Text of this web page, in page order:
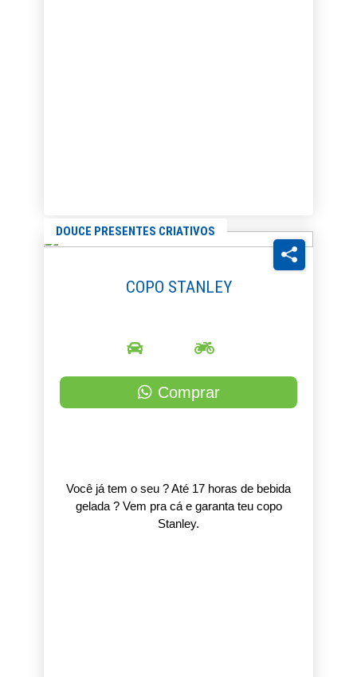
DOUCE PRESENTES CRIATIVOS
COPO STANLEY
Comprar
Você já tem o seu ? Até 17 horas de bebida
gelada ? Vem pra cá e garanta teu copo
Stanley.